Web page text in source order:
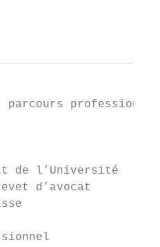
de l’Université
d’avocat